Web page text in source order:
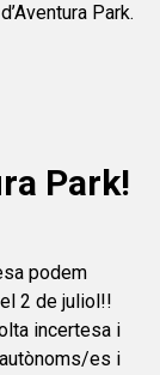
Park.
Park!
podem
el 2 de juliol!!
incertesa i
es i